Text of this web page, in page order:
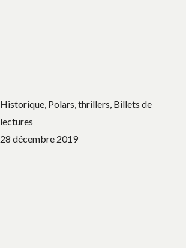
Historique, Polars, thrillers, Billets de
lectures
28 décembre 2019